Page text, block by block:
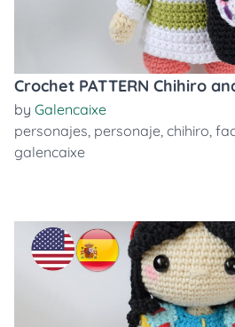
Crochet PATTERN Chihiro
by Galencaixe
personajes, personaje, chihiro,
galencaixe